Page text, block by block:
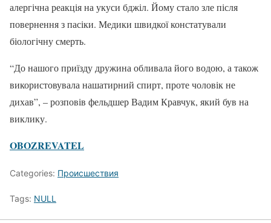
алергічна реакція на укуси бджіл. Йому стало зле після
повернення з пасіки. Медики швидкої констатували
біологічну смерть.
“До нашого приїзду дружина обливала його водою, а також
використовувала нашатирний спирт, проте чоловік не
дихав”, – розповів фельдшер Вадим Кравчук, який був на
виклику.
OBOZREVATEL
Categories: Происшествия
Tags: NULL